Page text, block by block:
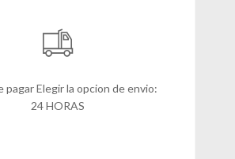
pagar Elegir la opcion de envio:
24 HORAS